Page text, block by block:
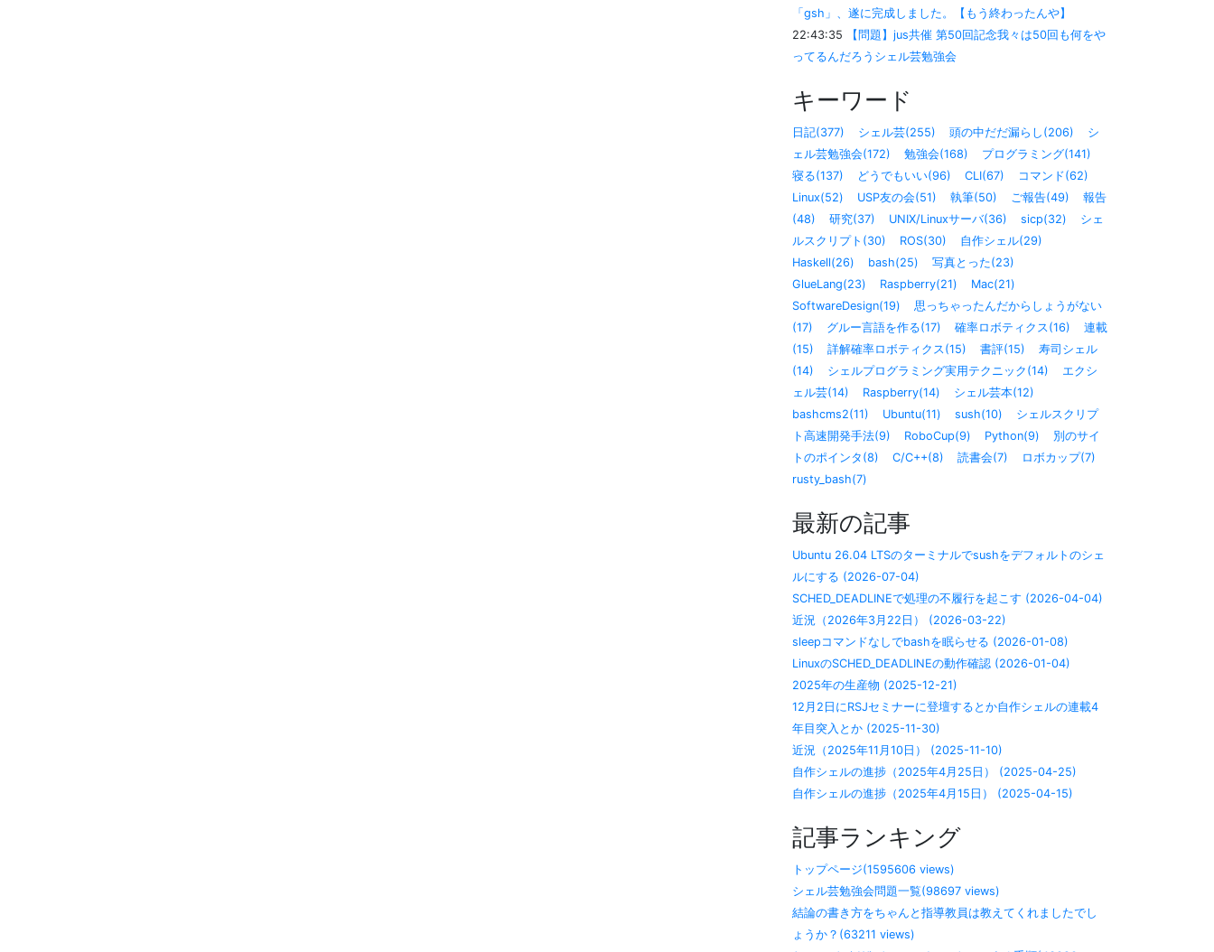
「gsh」、遂に完成しました。【もう終わったんや】
22:43:35
【問題】jus共催 第50回記念我々は50回も何をや
ってるんだろうシェル芸勉強会
キーワード
日記(377) シェル芸(255) 頭の中だだ漏らし(206)
シ
ェル芸勉強会(172)
勉強会(168)
プログラミング(141)
寝る(137)
どうでもいい(96) CLI(67)
コマンド(62)
Linux(52)
USP友の会(51) 執筆(50) ご報告(49)
報告
(48)
研究(37) UNIX/Linuxサーバ(36) sicp(32)
シェ
ルスクリプト(30)
ROS(30)
自作シェル(29)
Haskell(26)
bash(25)
写真とった(23)
GlueLang(23)
Raspberry(21)
Mac(21)
SoftwareDesign(19)
思っちゃったんだからしょうがない
(17)
グルー言語を作る(17) 確率ロボティクス(16)
連載
(15)
詳解確率ロボティクス(15) 書評(15)
寿司シェル
(14)
シェルプログラミング実用テクニック(14)
エクシ
ェル芸(14)
Raspberry(14)
シェル芸本(12)
bashcms2(11)
Ubuntu(11) sush(10)
シェルスクリプ
ト高速開発手法(9)
RoboCup(9) Python(9)
別のサイ
トのポインタ(8)
C/C++(8) 読書会(7)
ロボカップ(7)
rusty_bash(7)
最新の記事
Ubuntu 26.04 LTSのターミナルでsushをデフォルトのシェ
ルにする (2026-07-04)
SCHED_DEADLINEで処理の不履行を起こす (2026-04-04)
近況（2026年3月22日） (2026-03-22)
sleepコマンドなしでbashを眠らせる (2026-01-08)
LinuxのSCHED_DEADLINEの動作確認 (2026-01-04)
2025年の生産物 (2025-12-21)
12月2日にRSJセミナーに登壇するとか自作シェルの連載4
年目突入とか (2025-11-30)
近況（2025年11月10日） (2025-11-10)
自作シェルの進捗（2025年4月25日） (2025-04-25)
自作シェルの進捗（2025年4月15日） (2025-04-15)
記事ランキング
トップページ(1595606 views)
シェル芸勉強会問題一覧(98697 views)
結論の書き方をちゃんと指導教員は教えてくれましたでし
ょうか？(63211 views)